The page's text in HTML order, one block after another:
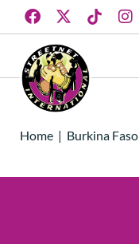
Home | Burkina Faso